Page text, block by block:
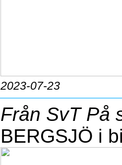
2023-07-23
Från SvT På
BERGSJÖ i